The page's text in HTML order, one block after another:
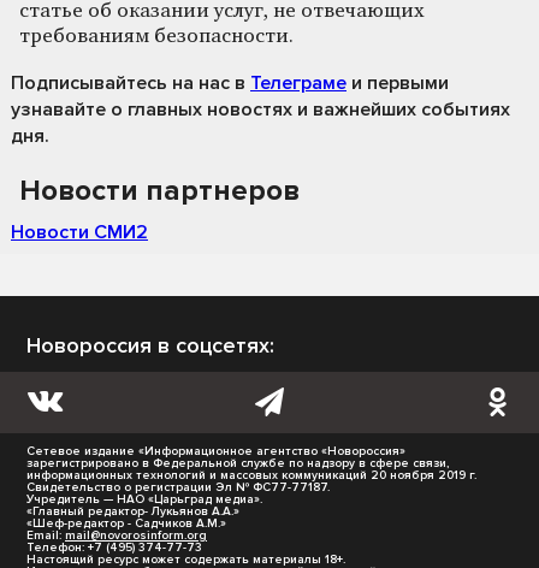
статье об оказании услуг, не отвечающих
требованиям безопасности.
Подписывайтесь на нас в Телеграме и первыми
узнавайте о главных новостях и важнейших событиях
дня.
Новости партнеров
Новости СМИ2
Новороссия в соцсетях:
Сетевое издание «Информационное агентство «Новороссия»
зарегистрировано в Федеральной службе по надзору в сфере связи,
информационных технологий и массовых коммуникаций 20 ноября 2019 г.
Свидетельство о регистрации Эл № ФС77-77187.
Учредитель — НАО «Царьград медиа».
«Главный редактор- Лукьянов А.А.»
«Шеф-редактор - Садчиков А.М.»
Email: mail@novorosinform.org
Телефон: +7 (495) 374-77-73
Настоящий ресурс может содержать материалы 18+.